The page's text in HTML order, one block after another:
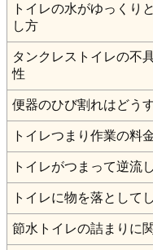
トイレの水がゆっくり
し方
タンクレストイレの不
性
便器のひび割れはどう
トイレつまり作業の料
トイレがつまって逆流
トイレに物を落として
節水トイレの詰まりに